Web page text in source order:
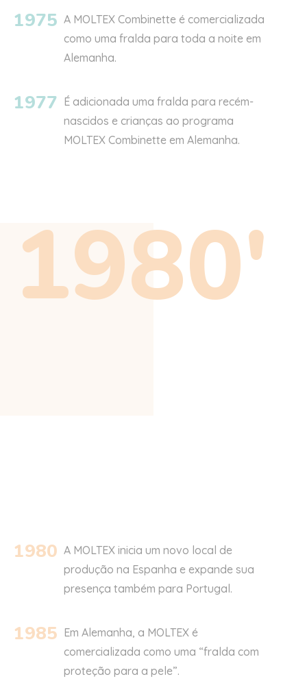
1975 A MOLTEX Combinette é comercializada
como uma fralda para toda a noite em
Alemanha.
1977 É adicionada uma fralda para recém-
nascidos e crianças ao programa
MOLTEX Combinette em Alemanha.
1980'
1980 A MOLTEX inicia um novo local de
produção na Espanha e expande sua
presença também para Portugal.
1985 Em Alemanha, a MOLTEX é
comercializada como uma “fralda com
proteção para a pele”.